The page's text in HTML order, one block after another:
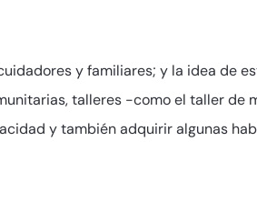
y familiares; y la idea de
talleres -como el taller de
y también adquirir algunas